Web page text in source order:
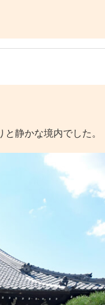
静かな境内でした。